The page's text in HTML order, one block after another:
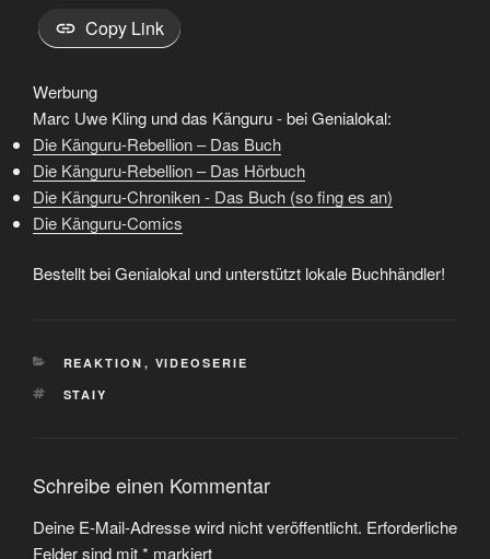
Copy Link
Werbung
Marc Uwe Kling und das Känguru - bei Genialokal:
Die Känguru-Rebellion – Das Buch
Die Känguru-Rebellion – Das Hörbuch
Die Känguru-Chroniken - Das Buch (so fing es an)
Die Känguru-Comics
Bestellt bei Genialokal und unterstützt lokale Buchhändler!
KATEGORIEN
REAKTION , VIDEOSERIE
SCHLAGWÖRTER
STAIY
Schreibe einen Kommentar
Deine E-Mail-Adresse wird nicht veröffentlicht. Erforderliche
Felder sind mit* markiert